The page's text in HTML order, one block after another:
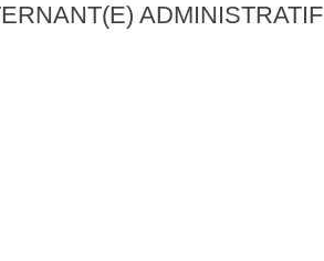
ADMINISTRATIF